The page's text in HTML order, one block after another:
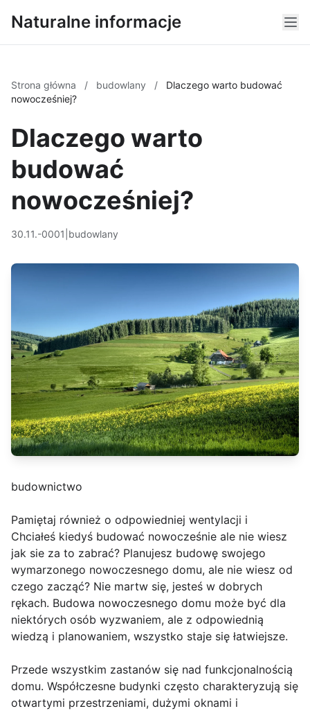
Naturalne informacje
Strona główna / budowlany /
Dlaczego warto budować
nowocześniej?
Dlaczego warto
budować
nowocześniej?
30.11.-0001 budowlany
budownictwo
Pamiętaj również o odpowiedniej wentylacji i
Chciałeś kiedyś budować nowocześnie ale nie wiesz
jak sie za to zabrać? Planujesz budowę swojego
wymarzonego nowoczesnego domu, ale nie wiesz od
czego zacząć? Nie martw się, jesteś w dobrych
rękach. Budowa nowoczesnego domu może być dla
niektórych osób wyzwaniem, ale z odpowiednią
wiedzą i planowaniem, wszystko staje się łatwiejsze.
Przede wszystkim zastanów się nad funkcjonalnością
domu. Współczesne budynki często charakteryzują się
otwartymi przestrzeniami, dużymi oknami i